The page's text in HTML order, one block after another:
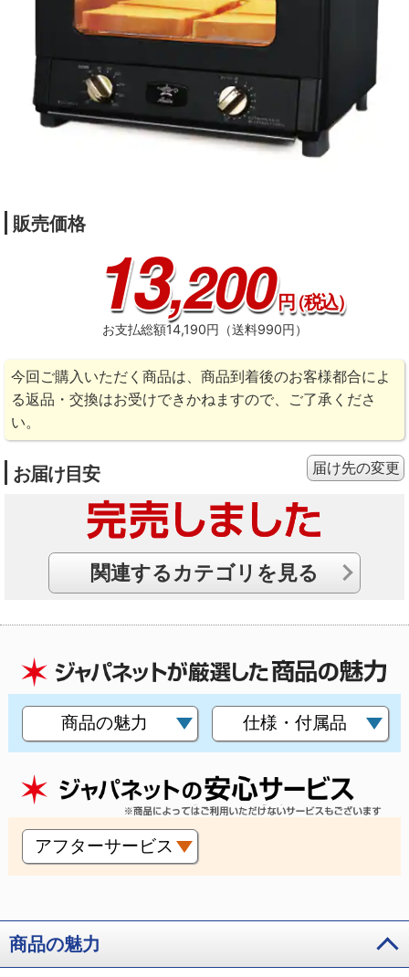
販売価格
13,200円（税込）
お支払総額14,190円（送料990円）
今回ご購入いただく商品は、商品到着後のお客様都合によ
る返品・交換はお受けできかねますので、ご了承くださ
い。
お届け目安 届け先の変更
関連するカテゴリを見る
商品の魅力 仕様・付属品
アフターサービス
商品の魅力